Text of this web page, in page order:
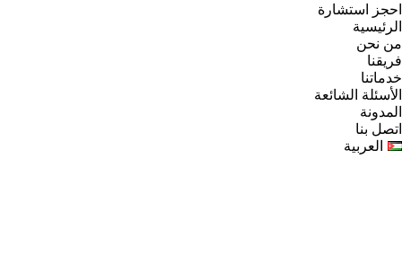
احجز استشارة
الرئيسية
من نحن
فريقنا
خدماتنا
الأسئلة الشائعة
المدونة
اتصل بنا
العربية